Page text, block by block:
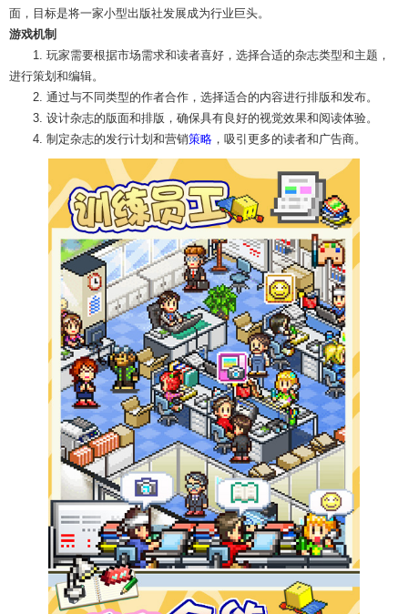
面，目标是将一家小型出版社发展成为行业巨头。
游戏机制
1. 玩家需要根据市场需求和读者喜好，选择合适的杂志类型和主题，
进行策划和编辑。
2. 通过与不同类型的作者合作，选择适合的内容进行排版和发布。
3. 设计杂志的版面和排版，确保具有良好的视觉效果和阅读体验。
4. 制定杂志的发行计划和营销策略 ，吸引更多的读者和广告商。